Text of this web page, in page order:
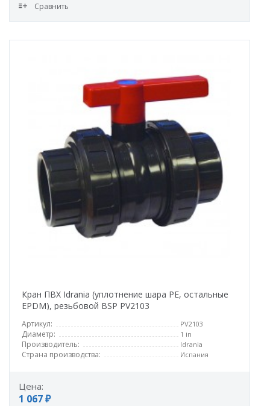
Сравнить
Кран ПВХ Idrania (уплотнение шара PE, остальные
EPDM), резьбовой BSP PV2103
Артикул: PV2103
Диаметр: 1 in
Производитель: Idrania
Страна производства: Испания
Цена:
1 067 ₽